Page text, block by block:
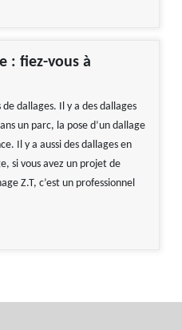
: fiez-vous à
dallages. Il y a des dallages
un parc, la pose d’un dallage
Il y a aussi des dallages en
si vous avez un projet de
Z.T, c’est un professionnel